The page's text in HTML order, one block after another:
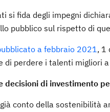
si fida degli impegni
pubblico sul rispetto di
a febbraio 2021, 1
di perdere i talenti
decisioni di investimento
conto della sostenibilità